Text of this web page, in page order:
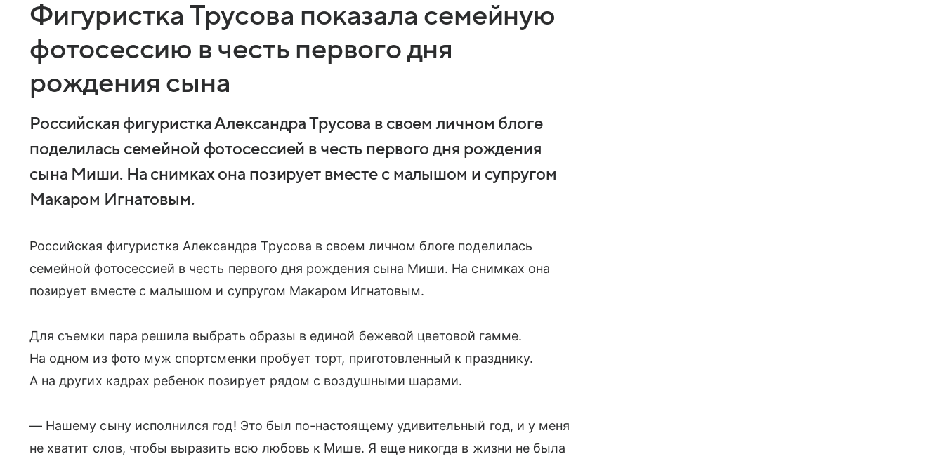
Фигуристка Трусова показала семейную
фотосессию в честь первого дня
рождения сына
Российская фигуристка Александра Трусова в своем личном блоге
поделилась семейной фотосессией в честь первого дня рождения
сына Миши. На снимках она позирует вместе с малышом и супругом
Макаром Игнатовым.
Российская фигуристка Александра Трусова в своем личном блоге поделилась
семейной фотосессией в честь первого дня рождения сына Миши. На снимках она
позирует вместе с малышом и супругом Макаром Игнатовым.
Для съемки пара решила выбрать образы в единой бежевой цветовой гамме.
На одном из фото муж спортсменки пробует торт, приготовленный к празднику.
А на других кадрах ребенок позирует рядом с воздушными шарами.
— Нашему сыну исполнился год! Это был по-настоящему удивительный год, и у меня
не хватит слов, чтобы выразить всю любовь к Мише. Я еще никогда в жизни не была